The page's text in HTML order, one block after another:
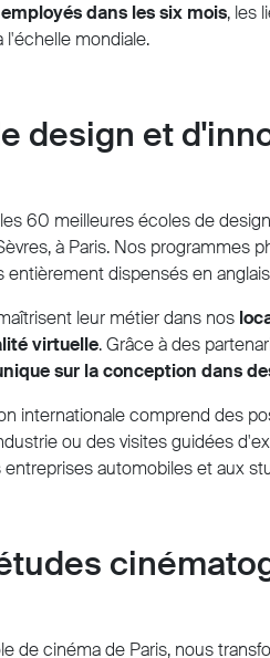
dans les six mois, les
l'échelle mondiale.
design et
60 meilleures écoles de
à Paris. Nos programmes
entièrement dispensés en
leur métier dans nos
virtuelle. Grâce à des
sur la conception dans
internationale comprend des
ou des visites guidées
entreprises automobiles et aux
de cinéma de Paris, nous